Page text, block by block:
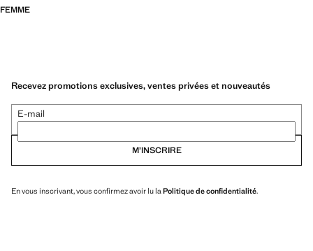
FEMME
Recevez promotions exclusives, ventes privées et nouveautés
E-mail
M’INSCRIRE
En vous inscrivant, vous confirmez avoir lu la Politique de confidentialité.